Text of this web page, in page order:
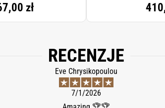
zł
RECENZJE
Eve Chrysikopoulou
7/1/2026